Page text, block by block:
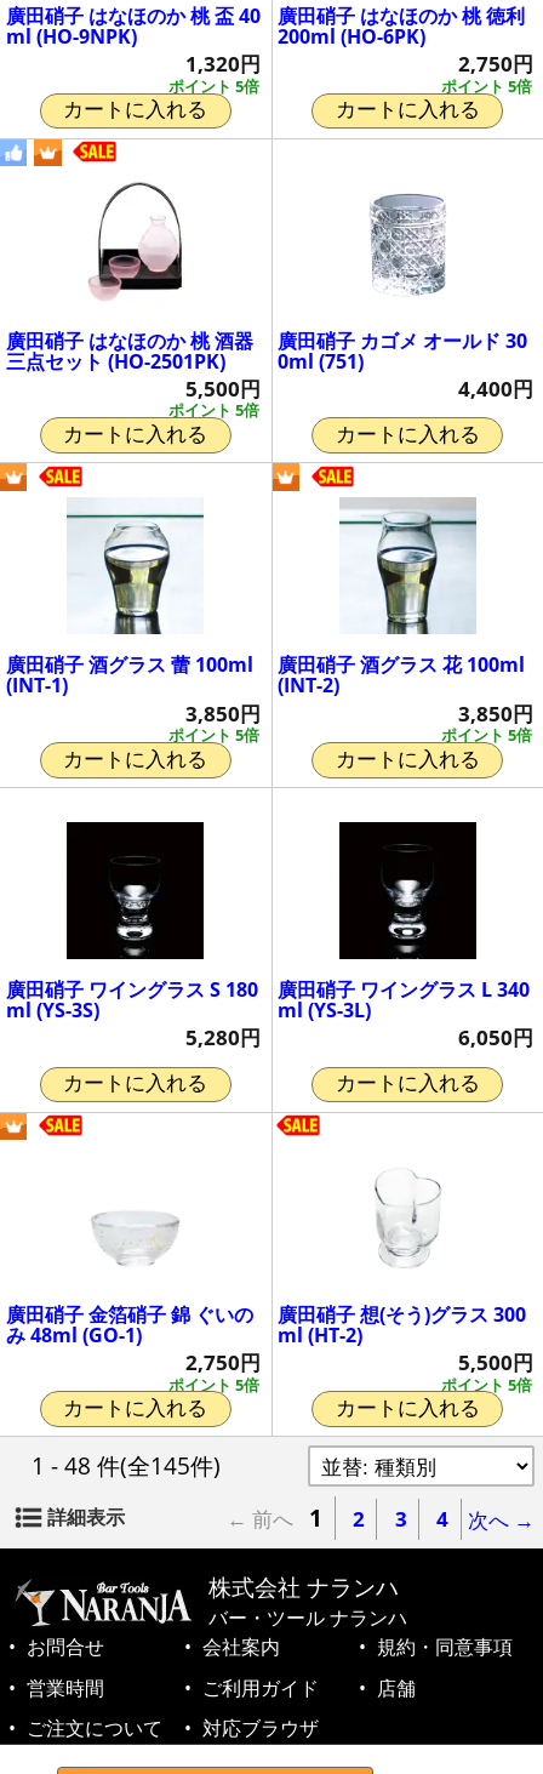
廣田硝子 はなほのか 桃 盃 40
ml (HO-9NPK)
ポイント 5倍
1,320円
カートに入れる
廣田硝子 はなほのか 桃 徳利
200ml (HO-6PK)
ポイント 5倍
2,750円
カートに入れる
廣田硝子 はなほのか 桃 酒器
三点セット (HO-2501PK)
ポイント 5倍
5,500円
カートに入れる
廣田硝子 カゴメ オールド 30
0ml (751)
4,400円
カートに入れる
廣田硝子 酒グラス 蕾 100ml
(INT-1)
ポイント 5倍
3,850円
カートに入れる
廣田硝子 酒グラス 花 100ml
(INT-2)
ポイント 5倍
3,850円
カートに入れる
廣田硝子 ワイングラス S 180
ml (YS-3S)
5,280円
カートに入れる
廣田硝子 ワイングラス L 340
ml (YS-3L)
6,050円
カートに入れる
廣田硝子 金箔硝子 錦 ぐいの
み 48ml (GO-1)
ポイント 5倍
2,750円
カートに入れる
廣田硝子 想(そう)グラス 300
ml (HT-2)
ポイント 5倍
5,500円
カートに入れる
1 - 48 件(全145件)
詳細表示 ← 前へ 1 2 3 4 次へ →
株式会社 ナランハ
バー・ツール ナランハ
お問合せ
会社案内
規約・同意事項
営業時間
ご利用ガイド
店舗
ご注文について
対応ブラウザ
©1999-2026 NARANJA Inc. All Rights Reserved.